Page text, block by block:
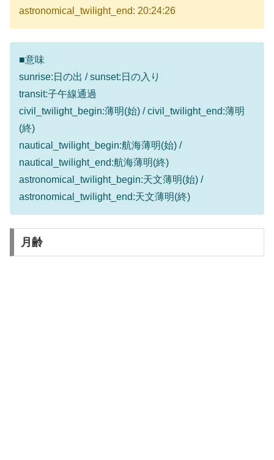
astronomical_twilight_end: 20:24:26
■意味
sunrise:日の出 / sunset:日の入り
transit:子午線通過
civil_twilight_begin:薄明(始) / civil_twilight_end:薄明
(終)
nautical_twilight_begin:航海薄明(始) /
nautical_twilight_end:航海薄明(終)
astronomical_twilight_begin:天文薄明(始) /
astronomical_twilight_end:天文薄明(終)
月齢